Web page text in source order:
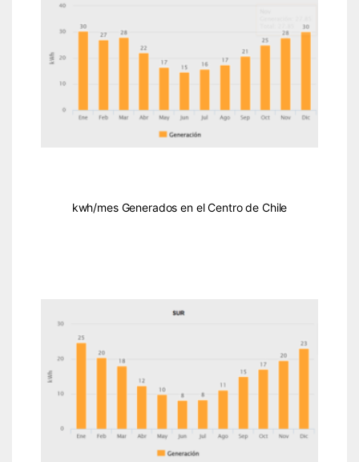
kwh/mes Generados en el Centro de Chile